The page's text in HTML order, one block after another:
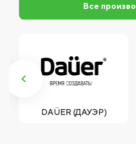
Все
DAÜER (ДАУЭР)